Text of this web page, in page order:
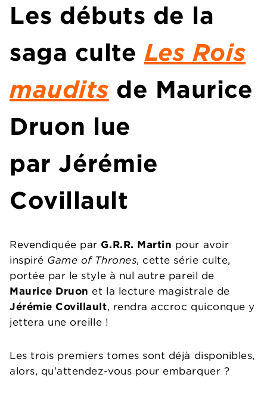
Les débuts de la
saga culte Les Rois
maudits de Maurice
Druon lue
par Jérémie
Covillault
Revendiquée par G.R.R. Martin pour avoir
inspiré Game of Thrones, cette série culte,
portée par le style à nul autre pareil de
Maurice Druon et la lecture magistrale de
Jérémie Covillault, rendra accroc quiconque y
jettera une oreille !
Les trois premiers tomes sont déjà disponibles,
alors, qu'attendez-vous pour embarquer ?